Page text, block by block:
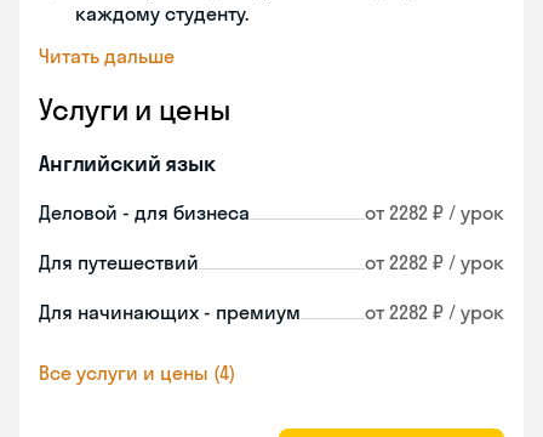
каждому студенту.
Читать дальше
Услуги и цены
Английский язык
Деловой - для бизнеса от 2282 ₽ / урок
Для путешествий от 2282 ₽ / урок
Для начинающих - премиум от 2282 ₽ / урок
Все услуги и цены (4)